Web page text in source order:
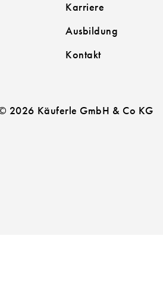
Karriere
Ausbildung
Kontakt
2026 Käuferle GmbH & Co KG